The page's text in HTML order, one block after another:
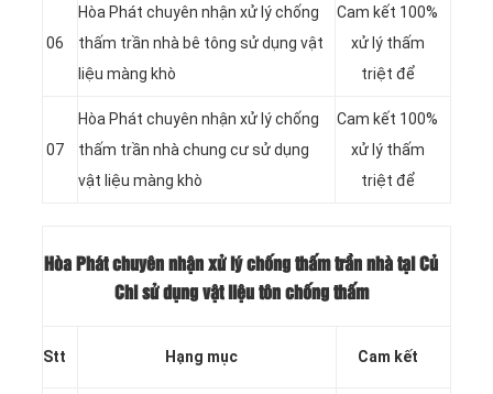
06
Hòa Phát chuyên nhận xử lý chống
thấm trần nhà bê tông sử dụng vật
liệu màng khò
Cam kết 100%
xử lý thấm
triệt để
07
Hòa Phát chuyên nhận xử lý chống
thấm trần nhà chung cư sử dụng
vật liệu màng khò
Cam kết 100%
xử lý thấm
triệt để
Hòa Phát chuyên nhận xử lý chống thấm trần nhà tại Củ
Chi sử dụng vật liệu tôn chống thấm
Stt Hạng mục Cam kết